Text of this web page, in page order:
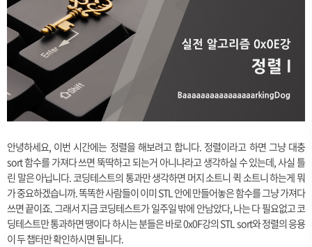
안녕하세요, 이번 시간에는 정렬을 해보려고 합니다. 정렬이라고 하면 그냥 대충
sort 함수를 가져다 쓰면 뚝딱하고 되는거 아니냐라고 생각하실 수 있는데, 사실 틀
린 말은 아닙니다. 코딩테스트의 통과만 생각하면 머지 소트니 퀵 소트니 하는게 뭐
가 중요하겠습니까. 똑똑한 사람들이 이미 STL 안에 만들어놓은 함수를 그냥 가져다
쓰면 끝이죠. 그래서 지금 코딩테스트가 일주일 밖에 안남았다, 나는 다 필요없고 코
딩테스트만 통과하면 땡이다 하시는 분들은 바로 0x0F강의 STL sort와 정렬의 응용
이 두 챕터만 확인하시면 됩니다.